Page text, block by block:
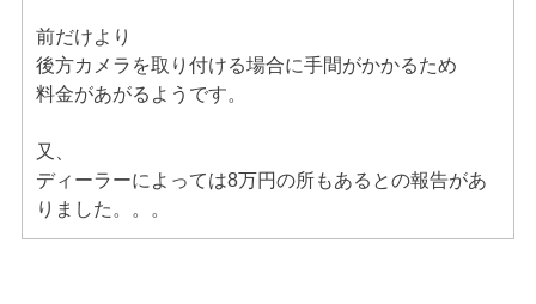
前だけより
後方カメラを取り付ける場合に手間がかかるため
料金があがるようです。
又、
ディーラーによっては8万円の所もあるとの報告があ
りました。。。